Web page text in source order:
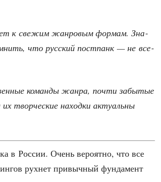
к све­жим жан­ро­вым фор­мам. Зна­
что рус­ский пост­панк — не все­
коман­ды жан­ра, почти забы­тые
твор­че­ские наход­ки акту­аль­ны
в Рос­сии. Очень веро­ят­но, что все
рух­нет при­выч­ный фун­да­мент